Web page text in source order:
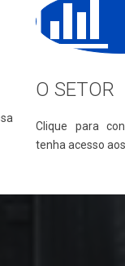
O SETOR
Clique para
tenha acesso